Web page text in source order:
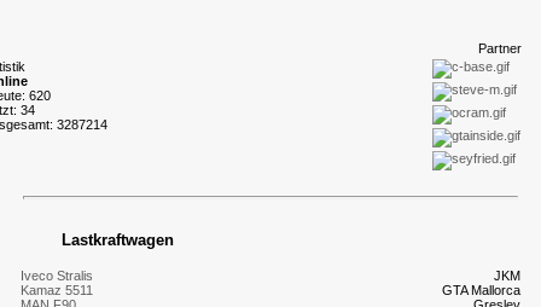
620
34
3287214
Partner
Lastkraftwagen
JKM
Iveco Stralis
GTA Mallorca
Kamaz 5511